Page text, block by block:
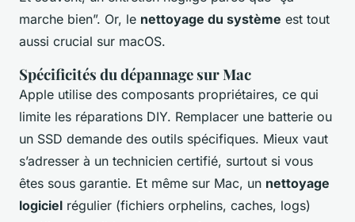
marche bien”. Or, le nettoyage du système est tout
aussi crucial sur macOS.
Spécificités du dépannage sur Mac
Apple utilise des composants propriétaires, ce qui
limite les réparations DIY. Remplacer une batterie ou
un SSD demande des outils spécifiques. Mieux vaut
s’adresser à un technicien certifié, surtout si vous
êtes sous garantie. Et même sur Mac, un nettoyage
logiciel régulier (fichiers orphelins, caches, logs)